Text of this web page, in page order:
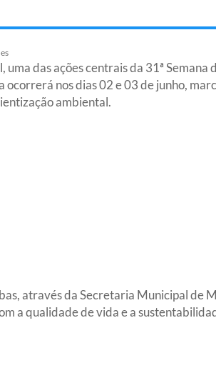
das ações centrais da 31ª
nos dias 02 e 03 de junho,
ambiental.
através da Secretaria Municipal de
a qualidade de vida e a